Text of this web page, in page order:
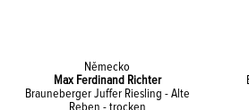
Německo
Max Ferdinand Richter
Brauneberger Juffer Riesling - Alte
Reben - trocken